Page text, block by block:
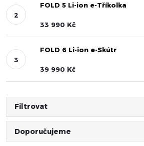
FOLD 5 Li-ion e-Tříkolka
33 990 Kč
FOLD 6 Li-ion e-Skútr
39 990 Kč
Filtrovat
Ř
Doporučujeme